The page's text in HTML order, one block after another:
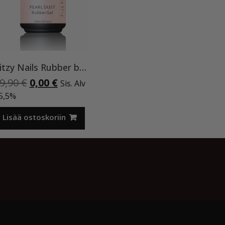
Ritzy Nails Rubber base ”Pink Pearl” pohjageeli, 15 ml
€ Alkuperäinen
oli:
19,90 €.
0,00 €Nykyinen
on:
0,00 €.
Sis. Alv
Lisää ostoskoriin